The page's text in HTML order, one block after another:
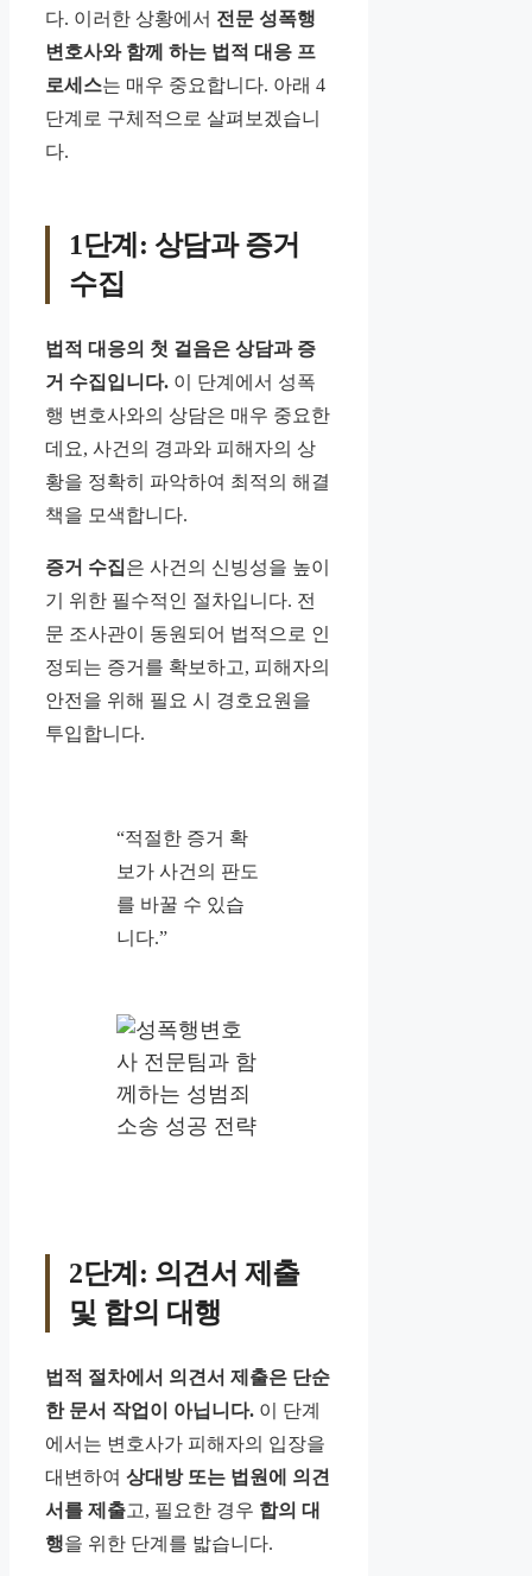
다. 이러한 상황에서 전문 성폭행
변호사와 함께 하는 법적 대응 프
로세스는 매우 중요합니다. 아래 4
단계로 구체적으로 살펴보겠습니
다.
1단계: 상담과 증거
수집
법적 대응의 첫 걸음은 상담과 증
거 수집입니다. 이 단계에서 성폭
행 변호사와의 상담은 매우 중요한
데요, 사건의 경과와 피해자의 상
황을 정확히 파악하여 최적의 해결
책을 모색합니다.
증거 수집은 사건의 신빙성을 높이
기 위한 필수적인 절차입니다. 전
문 조사관이 동원되어 법적으로 인
정되는 증거를 확보하고, 피해자의
안전을 위해 필요 시 경호요원을
투입합니다.
“적절한 증거 확
보가 사건의 판도
를 바꿀 수 있습
니다.”
2단계: 의견서 제출
및 합의 대행
법적 절차에서 의견서 제출은 단순
한 문서 작업이 아닙니다. 이 단계
에서는 변호사가 피해자의 입장을
대변하여 상대방 또는 법원에 의견
서를 제출고, 필요한 경우 합의 대
행을 위한 단계를 밟습니다.